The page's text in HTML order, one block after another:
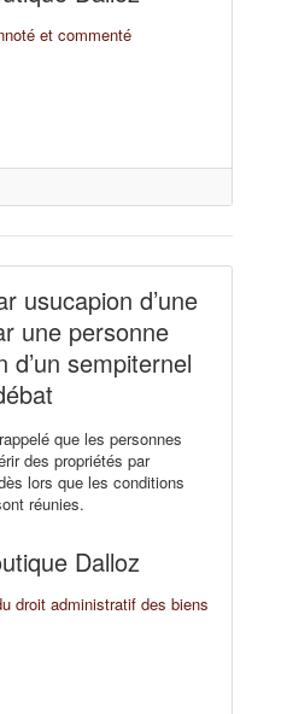
et commenté
usucapion d’une
une personne
d’un sempiternel
que les personnes
des propriétés par
lors que les conditions
réunies.
Dalloz
droit administratif des biens